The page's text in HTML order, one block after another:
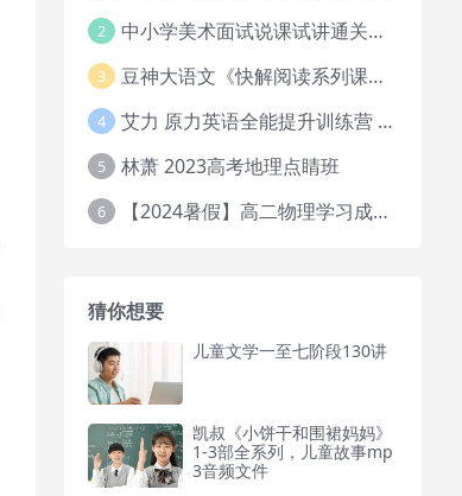
2 中小学美术面试说课试讲通关班14讲（辅助资料第一套）
3 豆神大语文《快解阅读系列课教程完整》
4 艾力 原力英语全能提升训练营 151G网课大合集
5 林萧 2023高考地理点睛班
6 【2024暑假】高二物理学习成长与规划系统1期
猜你想要
儿童文学一至七阶段130讲
凯叔《小饼干和围裙妈妈》
1-3部全系列，儿童故事mp
3音频文件